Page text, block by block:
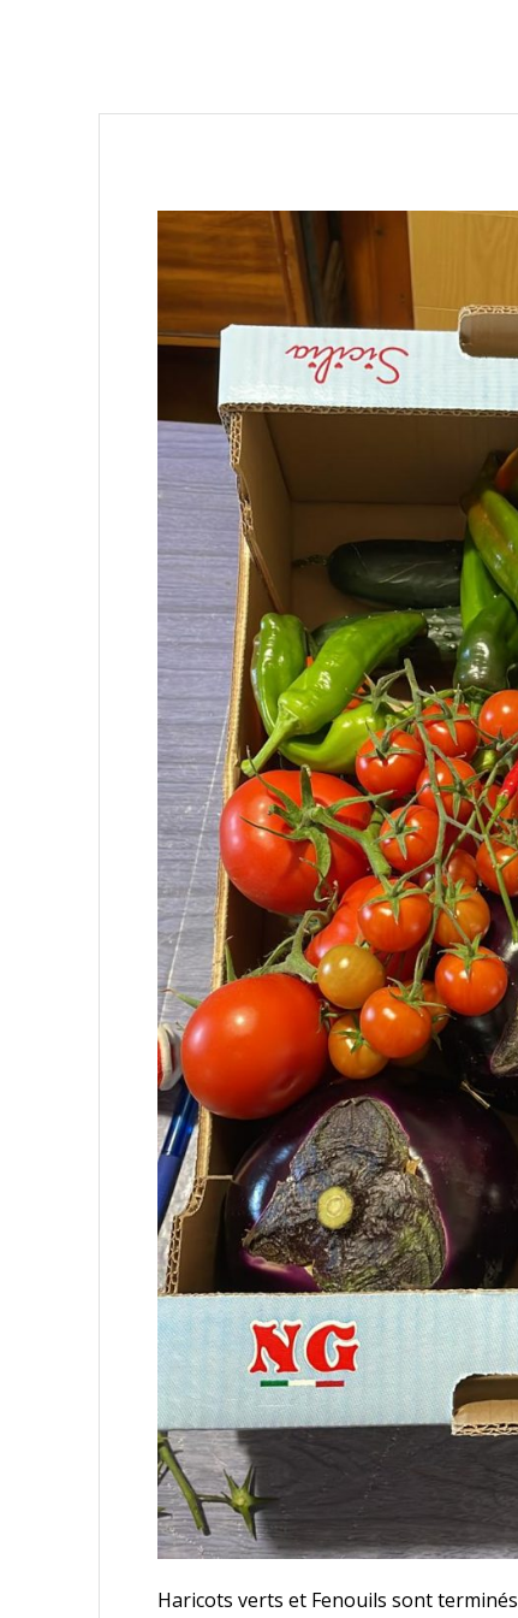
Haricots verts et Fenouils sont terminés